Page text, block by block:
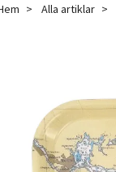
Alla artiklar